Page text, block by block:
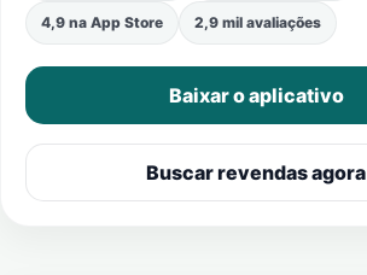
4,9 na App Store 2,9 mil avaliações
Baixar o aplicativo
Buscar revendas agora